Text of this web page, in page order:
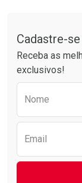
Comprar sem
Por R$ 18,99/
Comprar sem
Por R$ 18,99/
Cadastre-
Receba as
exclusivos!
Nome
Email